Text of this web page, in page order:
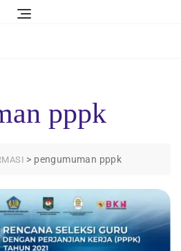
pppk
> pengumuman pppk